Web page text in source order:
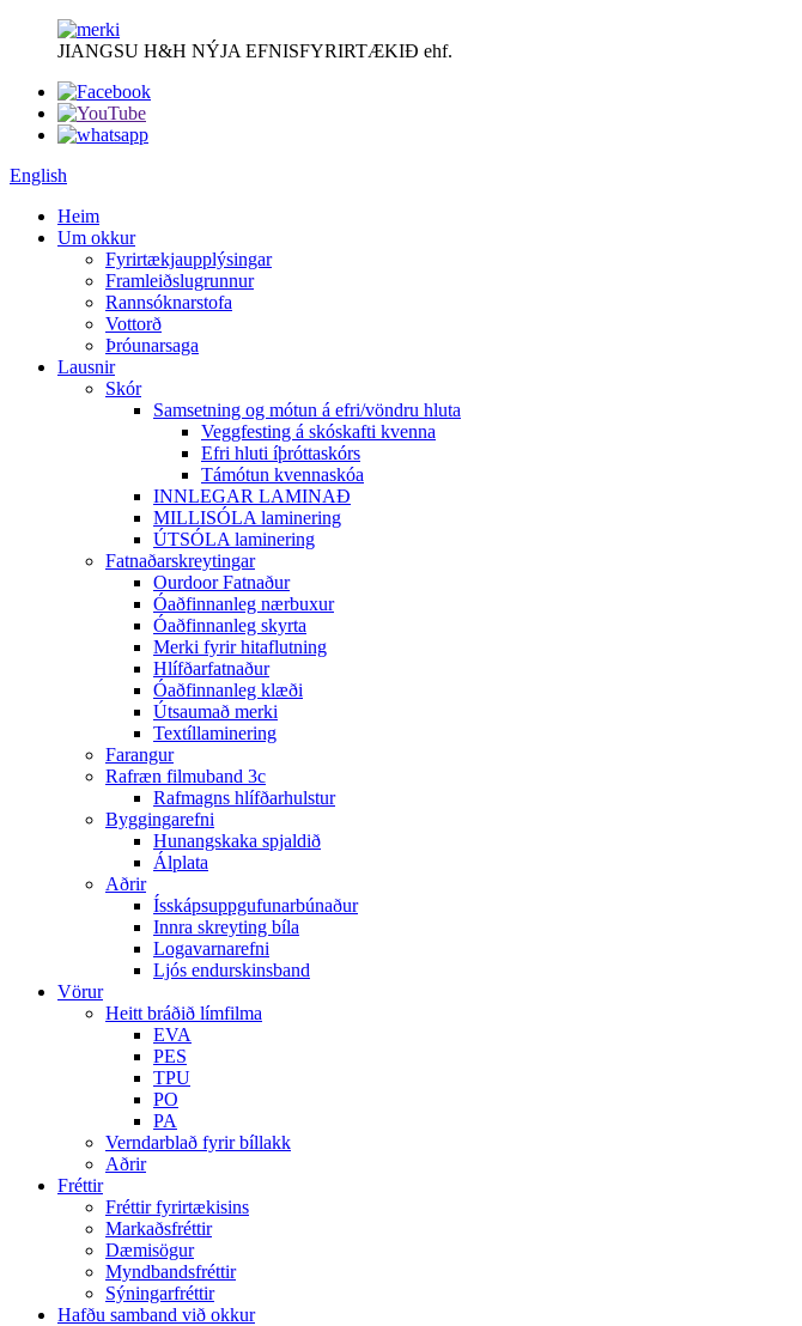
JIANGSU H&H NÝJA EFNISFYRIRTÆKIÐ ehf.
English
Heim
Um okkur
Fyrirtækjaupplýsingar
Framleiðslugrunnur
Rannsóknarstofa
Vottorð
Þróunarsaga
Lausnir
Skór
Samsetning og mótun á efri/vöndru hluta
Veggfesting á skóskafti kvenna
Efri hluti íþróttaskórs
Támótun kvennaskóa
INNLEGAR LAMINAÐ
MILLISÓLA laminering
ÚTSÓLA laminering
Fatnaðarskreytingar
Ourdoor Fatnaður
Óaðfinnanleg nærbuxur
Óaðfinnanleg skyrta
Merki fyrir hitaflutning
Hlífðarfatnaður
Óaðfinnanleg klæði
Útsaumað merki
Textíllaminering
Farangur
Rafræn filmuband 3c
Rafmagns hlífðarhulstur
Byggingarefni
Hunangskaka spjaldið
Álplata
Aðrir
Ísskápsuppgufunarbúnaður
Innra skreyting bíla
Logavarnarefni
Ljós endurskinsband
Vörur
Heitt bráðið límfilma
EVA
PES
TPU
PO
PA
Verndarblað fyrir bíllakk
Aðrir
Fréttir
Fréttir fyrirtækisins
Markaðsfréttir
Dæmisögur
Myndbandsfréttir
Sýningarfréttir
Hafðu samband við okkur